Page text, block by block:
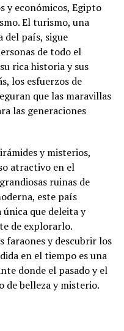
y económicos, Egipto
El turismo, una
país, sigue
de todo el
rica historia y sus
los esfuerzos de
que las maravillas
las generaciones
y misterios,
atractivo en el
ruinas de
este país
que deleita y
de explorarlo.
faraones y descubrir los
en el tiempo es una
donde el pasado y el
de belleza y misterio.